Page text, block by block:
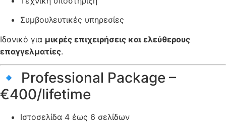
Συμβουλευτικές υπηρεσίες
Ιδανικό για μικρές επιχειρήσεις και ελεύθερους
επαγγελματίες.
🔹 Professional Package –
€400/lifetime
Ιστοσελίδα 4 έως 6 σελίδων